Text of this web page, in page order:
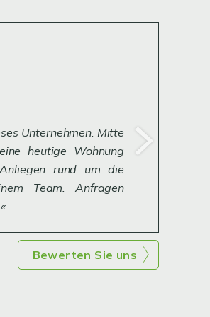
Unternehmen. Mitte
heutige Wohnung
rund um die
Team. Anfragen
Bewerten Sie uns